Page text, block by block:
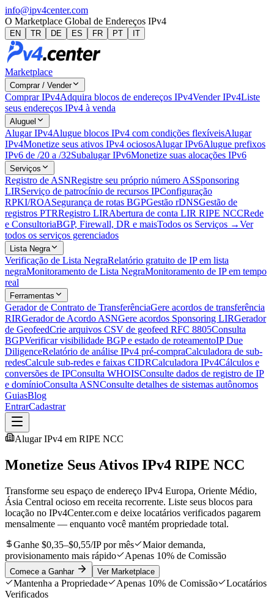
info@ipv4center.com
O Marketplace Global de Endereços IPv4
EN TR DE ES FR PT IT
Marketplace
Comprar / Vender
Comprar IPv4Adquira blocos de endereços IPv4Vender IPv4Liste
seus endereços IPv4 à venda
Aluguel
Alugar IPv4Alugue blocos IPv4 com condições flexíveisAlugar
IPv4Monetize seus ativos IPv4 ociososAlugar IPv6Alugue prefixos
IPv6 de /20 a /32Subalugar IPv6Monetize suas alocações IPv6
Serviços
Registro de ASNRegistre seu próprio número ASSponsoring
LIRServiço de patrocínio de recursos IPConfiguração
RPKI/ROASegurança de rotas BGPGestão rDNSGestão de
registros PTRRegistro LIRAbertura de conta LIR RIPE NCCRede
e ConsultoriaBGP, Firewall, DR e maisTodos os Serviços →Ver
todos os serviços gerenciados
Lista Negra
Verificação de Lista NegraRelatório gratuito de IP em lista
negraMonitoramento de Lista NegraMonitoramento de IP em tempo
real
Ferramentas
Gerador de Contrato de TransferênciaGere acordos de transferência
RIRGerador de Acordo ASNGere acordos Sponsoring LIRGerador
de GeofeedCrie arquivos CSV de geofeed RFC 8805Consulta
BGPVerificar visibilidade BGP e estado de roteamentoIP Due
DiligenceRelatório de análise IPv4 pré-compraCalculadora de sub-
redesCalcule sub-redes e faixas CIDRCalculadora IPv4Cálculos e
conversões de IPConsulta WHOISConsulte dados de registro de IP
e domínioConsulta ASNConsulte detalhes de sistemas autônomos
GuiasBlog
EntrarCadastrar
Alugar IPv4 em RIPE NCC
Monetize Seus Ativos IPv4 RIPE NCC
Transforme seu espaço de endereço IPv4 Europa, Oriente Médio,
Ásia Central ocioso em receita recorrente. Liste seus blocos para
locação no IPv4Center.com e deixe locatários verificados pagarem
mensalmente — enquanto você mantém propriedade total.
Ganhe $0,35–$0,55/IP por mês
Maior demanda,
provisionamento mais rápido
Apenas 10% de Comissão
Comece a Ganhar Ver Marketplace
Mantenha a Propriedade Apenas 10% de Comissão
Locatários
Verificados